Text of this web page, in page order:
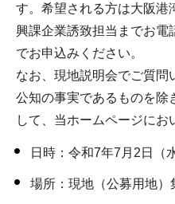
す。希望される方は大阪港
興課企業誘致担当までお電
でお申込みください。
なお、現地説明会でご質問
公知の事実であるものを除
して、当ホームページにお
日時：令和7年7月2日（
場所：現地（公募用地）